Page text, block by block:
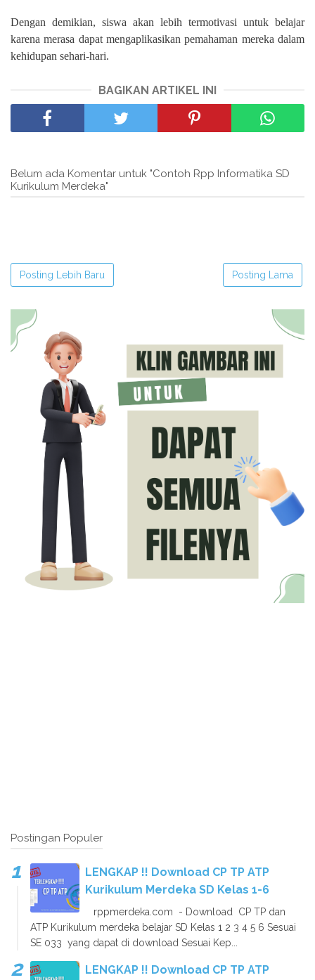
Dengan demikian, siswa akan lebih termotivasi untuk belajar
karena merasa dapat mengaplikasikan pemahaman mereka dalam
kehidupan sehari-hari.
BAGIKAN ARTIKEL INI
Belum ada Komentar untuk "Contoh Rpp Informatika SD
Kurikulum Merdeka"
Posting Lebih Baru Posting Lama
Postingan Populer
LENGKAP !! Download CP TP ATP
Kurikulum Merdeka SD Kelas 1-6
rppmerdeka.com - Download CP TP dan
ATP Kurikulum merdeka belajar SD Kelas 1 2 3 4 5 6 Sesuai
SE 033 yang dapat di download Sesuai Kep...
LENGKAP !! Download CP TP ATP